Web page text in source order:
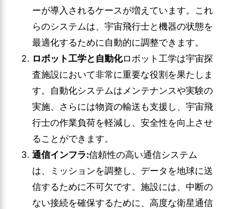
ーが導入されるケースが増えています。これ
らのシステムは、宇宙飛行士と機器の状態を
最適化するために自動的に調整できます。
ロボット工学と自動化ロボット工学は宇宙探
査施設において非常に重要な役割を果たしま
す。自動化システムはメンテナンスや実験の
実施、さらには物資の輸送も支援し、宇宙飛
行士の作業負荷を軽減し、安全性を向上させ
ることができます。
通信インフラ:信頼性の高い通信システム
は、ミッションを調整し、データを地球に送
信するために不可欠です。施設には、中断の
ない接続を確保するために、高度な衛星通信